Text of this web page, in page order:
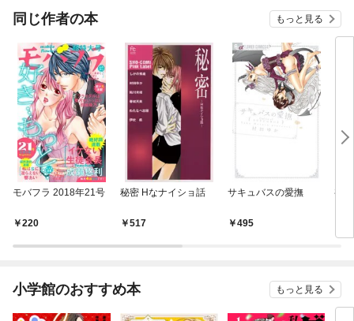
同じ作者の本 もっと見る
モバフラ 2018年21号
220
秘密 Hなナイショ話
517
サキュバスの愛撫
495
初
小学館のおすすめ本 もっと見る